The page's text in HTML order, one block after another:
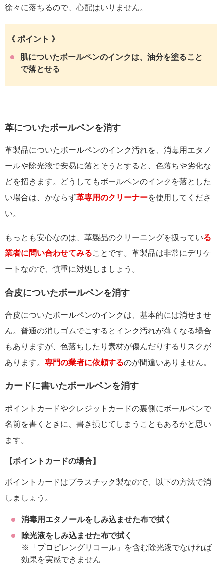
徐々に落ちるので、心配はいりません。
《 ポイント 》
肌についたボールペンのインクは、油分を塗ること
で落とせる
革についたボールペンを消す
革製品についたボールペンのインク汚れを、消毒用エタノ
ールや除光液で安易に落とそうとすると、色落ちや劣化な
どを招きます。どうしてもボールペンのインクを落とした
い場合は、かならず革専用のクリーナーを使用してくださ
い。
もっとも安心なのは、革製品のクリーニングを扱っている
業者に問い合わせてみることです。革製品は非常にデリケ
ートなので、慎重に対処しましょう。
合皮についたボールペンを消す
合皮についたボールペンのインクは、基本的には消せませ
ん。普通の消しゴムでこするとインク汚れが薄くなる場合
もありますが、色落ちしたり素材が傷んだりするリスクが
あります。 専門の業者に依頼するのが間違いありません。
カードに書いたボールペンを消す
ポイントカードやクレジットカードの裏側にボールペンで
名前を書くときに、書き損じてしまうこともあるかと思い
ます。
【ポイントカードの場合】
ポイントカードはプラスチック製なので、以下の方法で消
しましょう。
消毒用エタノールをしみ込ませた布で拭く
除光液をしみ込ませた布で拭く
※「プロピレングリコール」を含む除光液でなければ
効果を実感できません